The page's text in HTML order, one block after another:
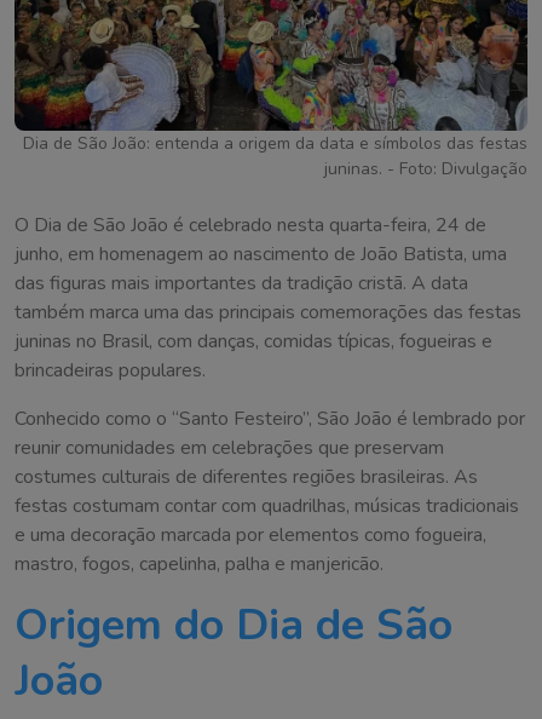
Dia de São João: entenda a origem da data e símbolos das festas
juninas. - Foto: Divulgação
O Dia de São João é celebrado nesta quarta-feira, 24 de
junho, em homenagem ao nascimento de João Batista, uma
das figuras mais importantes da tradição cristã. A data
também marca uma das principais comemorações das festas
juninas no Brasil, com danças, comidas típicas, fogueiras e
brincadeiras populares.
Conhecido como o “Santo Festeiro”, São João é lembrado por
reunir comunidades em celebrações que preservam
costumes culturais de diferentes regiões brasileiras. As
festas costumam contar com quadrilhas, músicas tradicionais
e uma decoração marcada por elementos como fogueira,
mastro, fogos, capelinha, palha e manjericão.
Origem do Dia de São
João